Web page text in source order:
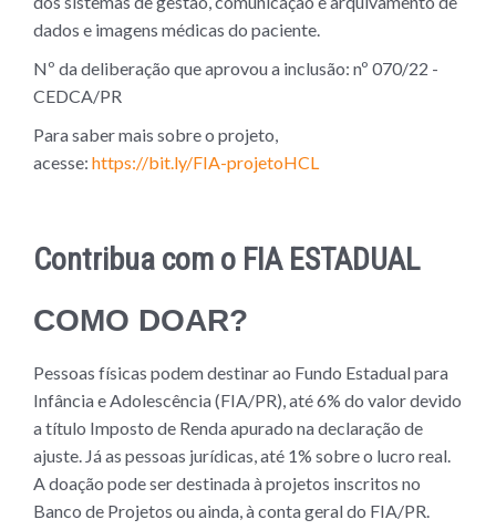
dados e imagens médicas do paciente.
Nº da deliberação que aprovou a inclusão: nº 070/22 -
CEDCA/PR
Para saber mais sobre o projeto,
acesse: https://bit.ly/FIA-projetoHCL
Contribua com o FIA ESTADUAL
COMO DOAR?
Pessoas físicas podem destinar ao Fundo Estadual para
Infância e Adolescência (FIA/PR), até 6% do valor devido
a título Imposto de Renda apurado na declaração de
ajuste. Já as pessoas jurídicas, até 1% sobre o lucro real.
A doação pode ser destinada à projetos inscritos no
Banco de Projetos ou ainda, à conta geral do FIA/PR.